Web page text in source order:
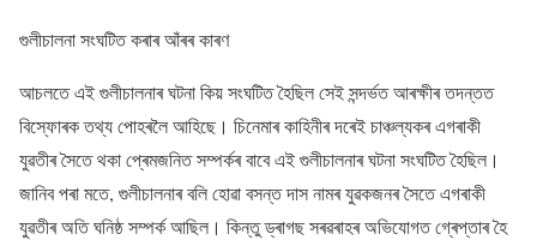
গুলীচালনা সংঘটিত কৰাৰ আঁৰৰ কাৰণ
আচলতে এই গুলীচালনাৰ ঘটনা কিয় সংঘটিত হৈছিল সেই সন্দৰ্ভত আৰক্ষীৰ তদন্তত
বিস্ফোৰক তথ্য পোহৰলৈ আহিছে। চিনেমাৰ কাহিনীৰ দৰেই চাঞ্চল্যকৰ এগৰাকী
যুৱতীৰ সৈতে থকা প্ৰেমজনিত সম্পৰ্কৰ বাবে এই গুলীচালনাৰ ঘটনা সংঘটিত হৈছিল।
জানিব পৰা মতে, গুলীচালনাৰ বলি হোৱা বসন্ত দাস নামৰ যুৱকজনৰ সৈতে এগৰাকী
যুৱতীৰ অতি ঘনিষ্ঠ সম্পৰ্ক আছিল। কিন্তু ড্ৰাগছ সৰৱৰাহৰ অভিযোগত গ্ৰেপ্তাৰ হৈ